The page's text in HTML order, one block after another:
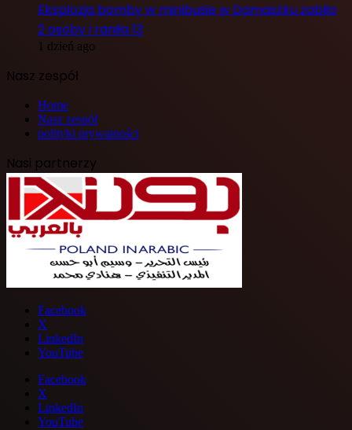
Eksplozja bomby w minibusie w Damaszku zabiła
2 osoby i raniła 13
1 dzień ago
Nasz zespół
Home
Nasz zespół
polityki prywatności
Nasi partnerzy
Facebook
X
LinkedIn
YouTube
Facebook
X
LinkedIn
YouTube